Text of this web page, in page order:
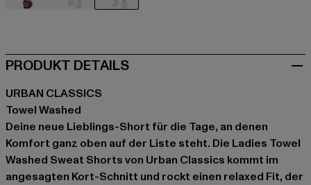
PRODUKT DETAILS
URBAN CLASSICS
Towel Washed
Deine neue Lieblings-Short für die Tage, an denen
Komfort ganz oben auf der Liste steht. Die Ladies Towel
Washed Sweat Shorts von Urban Classics kommt im
angesagten Kort-Schnitt und rockt einen relaxed Fit, der